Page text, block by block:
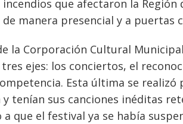
que afectaron la
manera presencial y a puertas
la Corporación Cultural
ejes: los conciertos, el
Esta última se
tenían sus canciones inéditas
que el festival ya se había